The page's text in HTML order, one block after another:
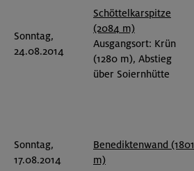
Sonntag,
24.08.2014
Schöttelkarspitze
(2084 m)
Ausgangsort: Krün
(1280 m), Abstieg
über Soiernhütte
Sonntag,
17.08.2014
Benediktenwand (1801
m)